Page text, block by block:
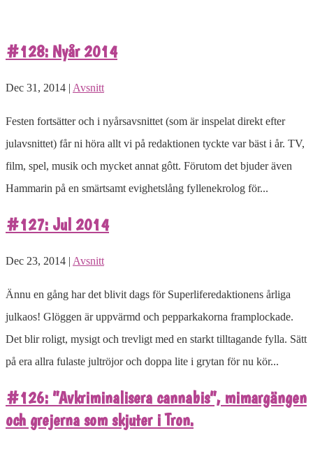
#128: Nyår 2014
Dec 31, 2014 | Avsnitt
Festen fortsätter och i nyårsavsnittet (som är inspelat direkt efter
julavsnittet) får ni höra allt vi på redaktionen tyckte var bäst i år. TV,
film, spel, musik och mycket annat gôtt. Förutom det bjuder även
Hammarin på en smärtsamt evighetslång fyllenekrolog för...
#127: Jul 2014
Dec 23, 2014 | Avsnitt
Ännu en gång har det blivit dags för Superliferedaktionens årliga
julkaos! Glöggen är uppvärmd och pepparkakorna framplockade.
Det blir roligt, mysigt och trevligt med en starkt tilltagande fylla. Sätt
på era allra fulaste jultröjor och doppa lite i grytan för nu kör...
#126: ”Avkriminalisera cannabis”, mimargängen
och grejerna som skjuter i Tron.